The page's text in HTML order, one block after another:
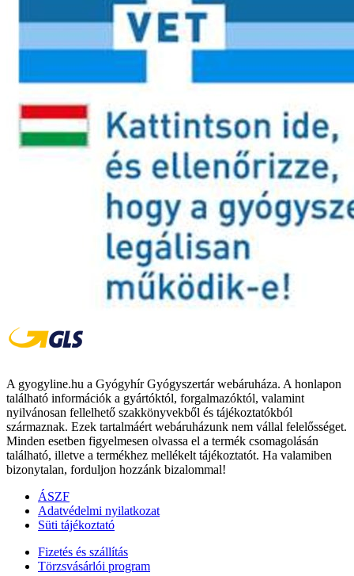
A gyogyline.hu a Gyógyhír Gyógyszertár webáruháza. A honlapon
található információk a gyártóktól, forgalmazóktól, valamint
nyilvánosan fellelhető szakkönyvekből és tájékoztatókból
származnak. Ezek tartalmáért webáruházunk nem vállal felelősséget.
Minden esetben figyelmesen olvassa el a termék csomagolásán
található, illetve a termékhez mellékelt tájékoztatót. Ha valamiben
bizonytalan, forduljon hozzánk bizalommal!
ÁSZF
Adatvédelmi nyilatkozat
Süti tájékoztató
Fizetés és szállítás
Törzsvásárlói program